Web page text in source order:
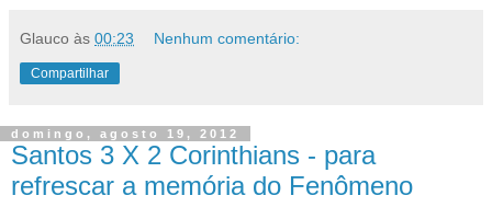
Glauco às 00:23 Nenhum comentário:
Compartilhar
domingo, agosto 19, 2012
Santos 3 X 2 Corinthians - para
refrescar a memória do Fenômeno